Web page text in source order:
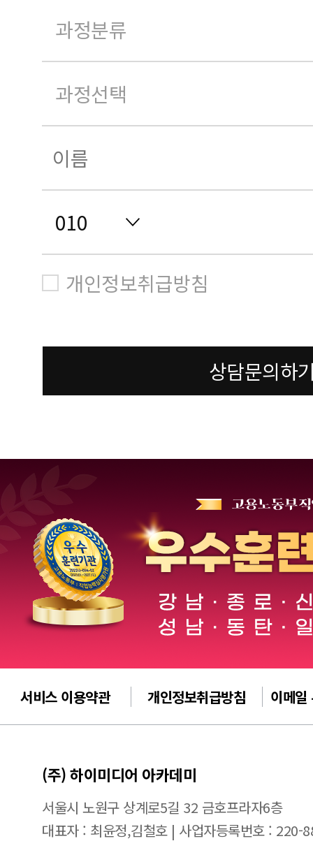
개인정보취급방침
상담문의하
서비스 이용약관 개인정보취급방침 이메일
(주) 하이미디어 아카데미
서울시 노원구 상계로5길 32 금호프라자6층
대표자 : 최윤정,김철호 | 사업자등록번호 : 220-